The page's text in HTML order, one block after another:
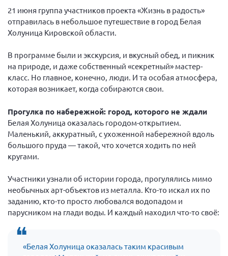
Отдел международных отношений
Вице-президент Черненко Д.Е.
Вице-президент Валюх М.В.
Вице-президент Чернова А.В.
Вице-президент Цикорин И.В.
Главный бухгалтер Жаворонкова Г.М.
Конференция ОООИБРС 2026
Конференция ОООИБРС 2025
Экспертный совет ОООИБРС 2025
Конференция ОООИБРС 2024
Конференция ОООИБРС 2023
Конференция ОООИБРС 2022
Конференция ОООИБРС 2021
Конференция ВСЭ 2021
21 июня группа участников проекта «Жизнь в радость»
отправилась в небольшое путешествие в город Белая
Холуница Кировской области.
В программе были и экскурсия, и вкусный обед, и пикник
на природе, и даже собственный «секретный» мастер-
класс. Но главное, конечно, люди. И та особая атмосфера,
которая возникает, когда собираются свои.
Прогулка по набережной: город, которого не ждали
Белая Холуница оказалась городом-открытием.
Маленький, аккуратный, с ухоженной набережной вдоль
большого пруда — такой, что хочется ходить по ней
кругами.
Участники узнали об истории города, прогулялись мимо
необычных арт-объектов из металла. Кто-то искал их по
заданию, кто-то просто любовался водопадом и
парусником на глади воды. И каждый находил что-то своё:
«Белая Холуница оказалась таким красивым